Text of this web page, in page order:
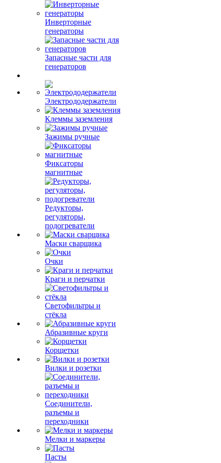
Инверторные
генераторы
Запасные части для
генераторов
Электрододержатели
Клеммы заземления
Зажимы ручные
Фиксаторы
магнитные
Редукторы,
регуляторы,
подогреватели
Маски сварщика
Очки
Краги и перчатки
Светофильтры и
стёкла
Абразивные круги
Корщетки
Вилки и розетки
Соединители,
разъемы и
переходники
Мелки и маркеры
Пасты